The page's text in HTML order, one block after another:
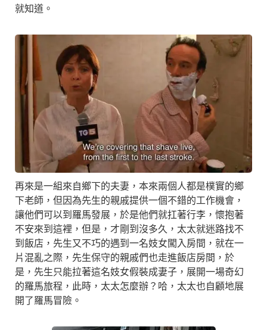
就知道。
再來是一組來自鄉下的夫妻，本來兩個人都是樸實的鄉
下老師，但因為先生的親戚提供一個不錯的工作機會，
讓他們可以到羅馬發展，於是他們就扛著行李，懷抱著
不安來到這裡，但是，才剛到沒多久，太太就迷路找不
到飯店，先生又不巧的遇到一名妓女闖入房間，就在一
片混亂之際，先生保守的親戚們也走進飯店房間，於
是，先生只能拉著這名妓女假裝成妻子，展開一場奇幻
的羅馬旅程，此時，太太怎麼辦？哈，太太也自顧地展
開了羅馬冒險。